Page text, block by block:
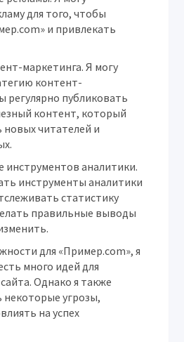
для того, чтобы
и привлекать
маркетинга. Я могу
контент-
регулярно публиковать
контент, который
новых читателей и
инструментов аналитики.
инструменты аналитики
статистику
правильные выводы
для «Пример.com», я
много идей для
Однако я также
некоторые угрозы,
на успех